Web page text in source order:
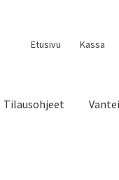
Etusivu Kassa
Tilausohjeet